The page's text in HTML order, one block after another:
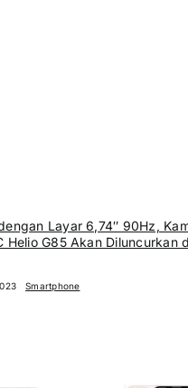
Layar 6,74″ 90Hz,
Helio G85 Akan Diluncurkan
Smartphone